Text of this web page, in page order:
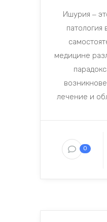
Ишурия ‒
медицине
лечение и
0